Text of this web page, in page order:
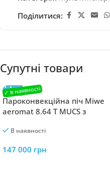
Поділитися:
Супутні товари
Пароконвекційна піч Miwe
aeromat 8.64 T MUCS з
професійне обладнання для
В наявності
147 000 грн